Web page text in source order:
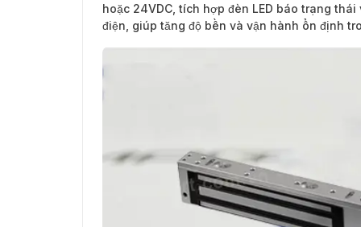
hoặc 24VDC, tích hợp đèn LED báo trạng
điện, giúp tăng độ bền và vận hành ổn định